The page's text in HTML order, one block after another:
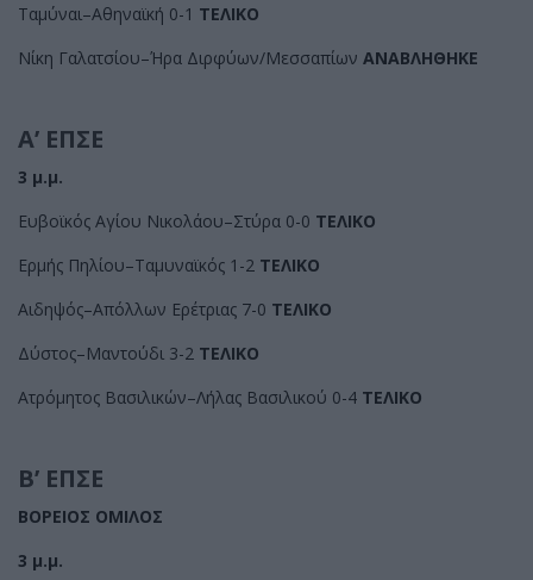
Ταμύναι–Αθηναϊκή 0-1 ΤΕΛΙΚΟ
Νίκη Γαλατσίου–Ήρα Διρφύων/Μεσσαπίων ΑΝΑΒΛΗΘΗΚΕ
Α’ ΕΠΣΕ
3 μ.μ.
Ευβοϊκός Αγίου Νικολάου–Στύρα 0-0 ΤΕΛΙΚΟ
Ερμής Πηλίου–Ταμυναϊκός 1-2 ΤΕΛΙΚΟ
Αιδηψός–Απόλλων Ερέτριας 7-0 ΤΕΛΙΚΟ
Δύστος–Μαντούδι 3-2 ΤΕΛΙΚΟ
Ατρόμητος Βασιλικών–Λήλας Βασιλικού 0-4 ΤΕΛΙΚΟ
Β’ ΕΠΣΕ
ΒΟΡΕΙΟΣ ΟΜΙΛΟΣ
3 μ.μ.